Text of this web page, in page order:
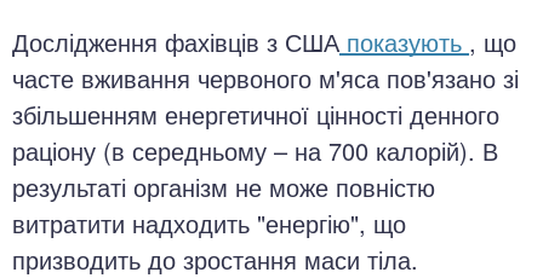
Дослідження фахівців з США показують , що
часте вживання червоного м'яса пов'язано зі
збільшенням енергетичної цінності денного
раціону (в середньому – на 700 калорій). В
результаті організм не може повністю
витратити надходить "енергію", що
призводить до зростання маси тіла.